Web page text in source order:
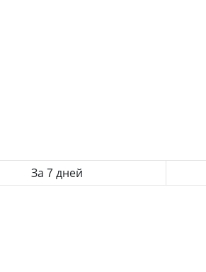
За 7 дней